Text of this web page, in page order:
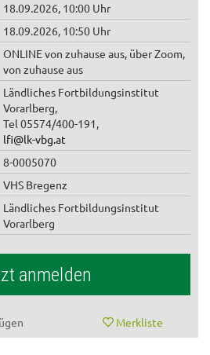
18.09.2026, 10:00 Uhr
18.09.2026, 10:50 Uhr
ONLINE von zuhause aus, über Zoom,
von zuhause aus
Ländliches Fortbildungsinstitut
Vorarlberg,
Tel 05574/400-191,
lfi@lk-vbg.at
8-0005070
VHS Bregenz
Ländliches Fortbildungsinstitut
Vorarlberg
anmelden
Merkliste